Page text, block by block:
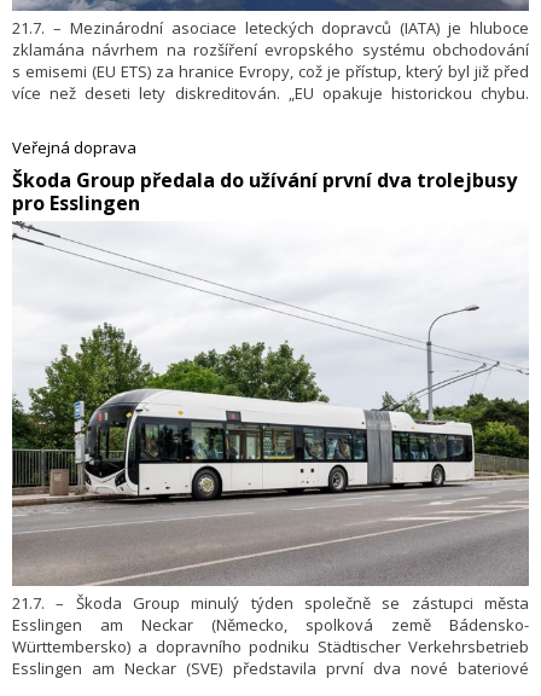
21.7. – Mezinárodní asociace leteckých dopravců (IATA) je hluboce
zklamána návrhem na rozšíření evropského systému obchodování
s emisemi (EU ETS) za hranice Evropy, což je přístup, který byl již před
více než deseti lety diskreditován. „EU opakuje historickou chybu.
zpomalí globální dekarbonizaci a oslabí evropskou konkurenceschop­
nost – a cenu za to zaplatí evropští cestovatelé i podniky,“ uvedla IATA
v tiskové zprávě.
Veřejná doprava
​Škoda Group předala do užívání první dva trolejbusy
pro Esslingen
21.7. – Škoda Group minulý týden společně se zástupci města
Esslingen am Neckar (Německo, spolková země Bádensko-
Württembersko) a dopravního podniku Städtischer Verkehrsbetrieb
Esslingen am Neckar (SVE) představila první dva nové bateriové